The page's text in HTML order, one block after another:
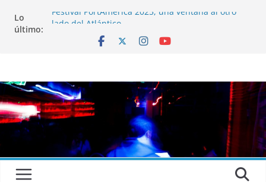
Lo
último:
Festival PortAmérica 2025, una ventana al otro
lado del Atlántico
El Atlantic Fest 2025 propone un menú musical
Entrevista a RUMIA
Entrevista a mariagrep